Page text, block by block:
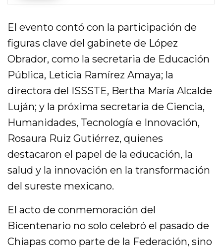
El evento contó con la participación de
figuras clave del gabinete de López
Obrador, como la secretaria de Educación
Pública, Leticia Ramírez Amaya; la
directora del ISSSTE, Bertha María Alcalde
Luján; y la próxima secretaria de Ciencia,
Humanidades, Tecnología e Innovación,
Rosaura Ruiz Gutiérrez, quienes
destacaron el papel de la educación, la
salud y la innovación en la transformación
del sureste mexicano.
El acto de conmemoración del
Bicentenario no solo celebró el pasado de
Chiapas como parte de la Federación, sino